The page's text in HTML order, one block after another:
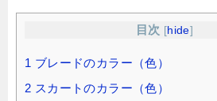
目次 [hide]
1 ブレードのカラー（色）
2 スカートのカラー（色）